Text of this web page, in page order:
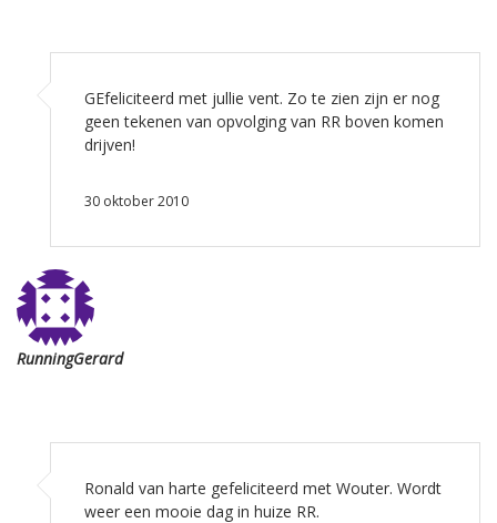
GEfeliciteerd met jullie vent. Zo te zien zijn er nog
geen tekenen van opvolging van RR boven komen
drijven!
30 oktober 2010
RunningGerard
Ronald van harte gefeliciteerd met Wouter. Wordt
weer een mooie dag in huize RR.